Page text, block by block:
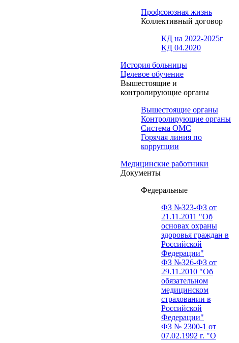
Профсоюзная жизнь
Коллективный договор
КД на 2022-2025г
КД 04.2020
История больницы
Целевое обучение
Вышестоящие и
контролирующие органы
Вышестоящие органы
Контролирующие органы
Система ОМС
Горячая линия по
коррупции
Медицинские работники
Документы
Федеральные
ФЗ №323-ФЗ от
21.11.2011 "Об
основах охраны
здоровья граждан в
Российской
Федерации"
ФЗ №326-ФЗ от
29.11.2010 "Об
обязательном
медицинском
страховании в
Российской
Федерации"
ФЗ № 2300-1 от
07.02.1992 г. "О